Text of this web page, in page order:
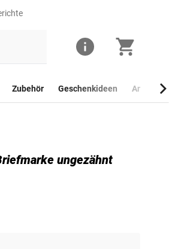
Zubehör Geschenkideen
ungezähnt